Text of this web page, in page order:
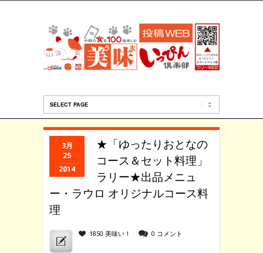
3月
25
2014
★「ゆったりおとなの
コース＆セット料理」
ラリー★出品メニュ
ー・ラウロ オリジナルコース料
理
1850 美味い！ 0 コメント